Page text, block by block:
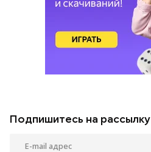
Подпишитесь на рассылку